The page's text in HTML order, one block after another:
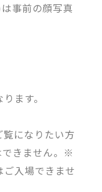
事前の顔写真
ます。
になりたい方
できません。※
入場できませ